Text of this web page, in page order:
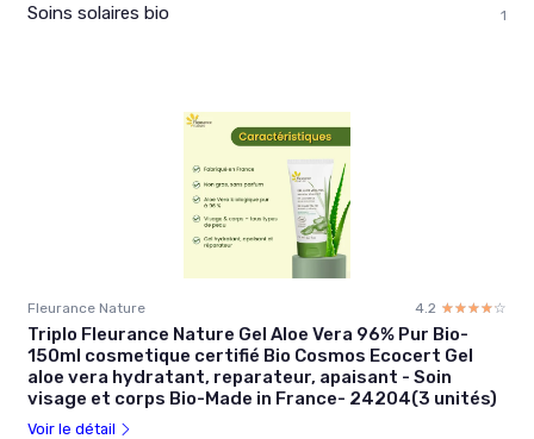
Soins solaires bio 1
Fleurance Nature 4.2 ☆☆☆☆☆
★★★★★
Triplo Fleurance Nature Gel Aloe Vera 96% Pur Bio-
150ml cosmetique certifié Bio Cosmos Ecocert Gel
aloe vera hydratant, reparateur, apaisant - Soin
visage et corps Bio-Made in France- 24204(3 unités)
Voir le détail